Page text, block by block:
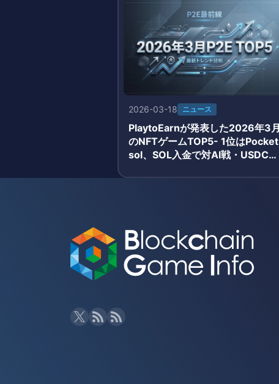
2026-03-18 ニュース
PlaytoEarnが発表した2026年3月
のNFTゲームTOP5- 1位はPocket
sol、SOL入金で対AI戦・USDC報